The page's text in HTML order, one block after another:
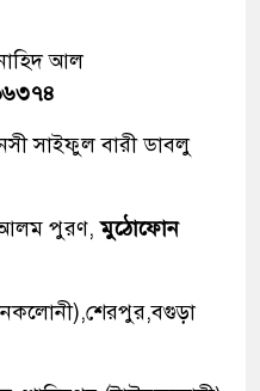
আল
সাইফুল বারী ডাবলু
পুরণ,মুঠোফোন